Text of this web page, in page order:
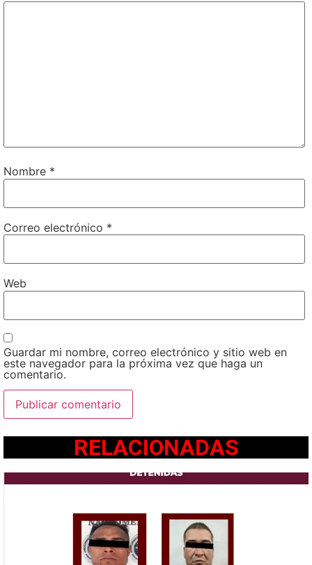
Nombre *
Correo electrónico *
Web
Guardar mi nombre, correo electrónico y sitio web en
este navegador para la próxima vez que haga un
comentario.
RELACIONADAS